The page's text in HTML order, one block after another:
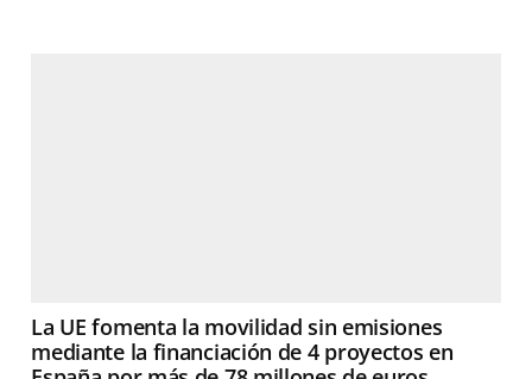
La UE fomenta la movilidad sin emisiones
mediante la financiación de 4 proyectos en